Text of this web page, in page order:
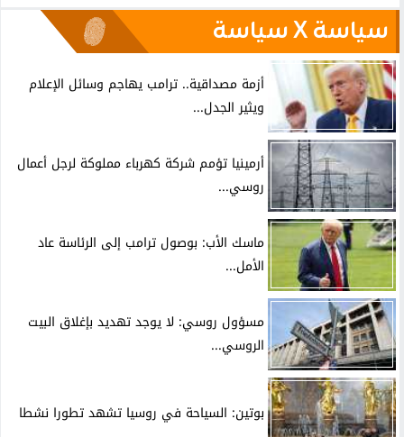
سياسة X سياسة
أزمة مصداقية.. ترامب يهاجم وسائل الإعلام
ويثير الجدل...
أرمينيا تؤمم شركة كهرباء مملوكة لرجل أعمال
روسي...
ماسك الأب: بوصول ترامب إلى الرئاسة عاد
الأمل...
مسؤول روسي: لا يوجد تهديد بإغلاق البيت
الروسي...
بوتين: السياحة في روسيا تشهد تطورا نشطا